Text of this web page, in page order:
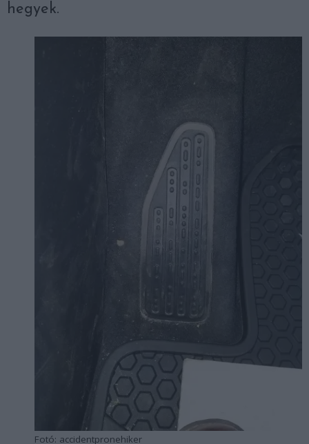
hegyek.
Fotó: accidentpronehiker